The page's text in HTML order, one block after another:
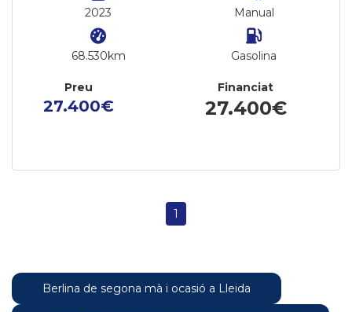
2023
68.530km
Manual
Gasolina
Preu
27.400€
Financiat
27.400€
1
Berlina de segona mà i ocasió a Lleida